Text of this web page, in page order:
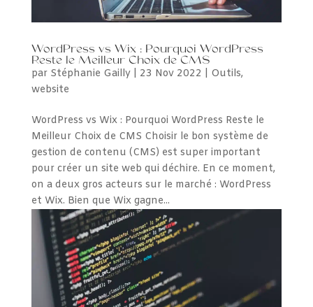
WordPress vs Wix : Pourquoi WordPress
Reste le Meilleur Choix de CMS
par Stéphanie Gailly| 23 Nov 2022 Outils,
website
WordPress vs Wix : Pourquoi WordPress Reste le
Meilleur Choix de CMS Choisir le bon système de
gestion de contenu (CMS) est super important
pour créer un site web qui déchire. En ce moment,
on a deux gros acteurs sur le marché : WordPress
et Wix. Bien que Wix gagne...